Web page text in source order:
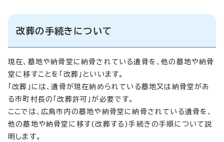
改葬の手続きについて
現在、墓地や納骨堂に納骨されている遺骨を、他の墓地や納骨
堂に移すことを「改葬」といいます。
「改葬」には、遺骨が現在納められている墓地又は納骨堂があ
る市町村長の「改葬許可」が必要です。
ここでは、広島市内の墓地や納骨堂に納骨されている遺骨を、
他の墓地や納骨堂に移す(改葬する)手続きの手順について説
明します。